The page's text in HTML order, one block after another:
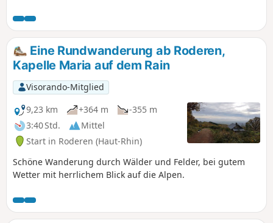
Eine Rundwanderung ab Roderen,
Kapelle Maria auf dem Rain
Visorando-Mitglied
9,23 km
+364 m
-355 m
3:40 Std.
Mittel
Start in Roderen (Haut-Rhin)
Schöne Wanderung durch Wälder und Felder, bei gutem
Wetter mit herrlichem Blick auf die Alpen.